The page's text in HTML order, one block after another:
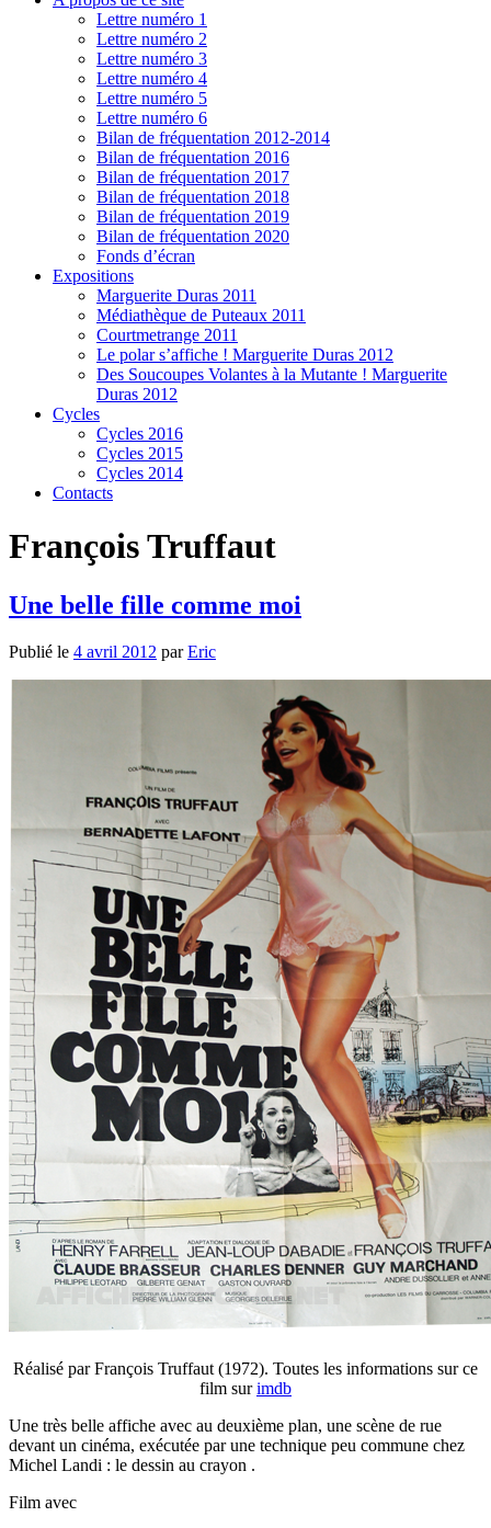
Lettre numéro 1
Lettre numéro 2
Lettre numéro 3
Lettre numéro 4
Lettre numéro 5
Lettre numéro 6
Bilan de fréquentation 2012-2014
Bilan de fréquentation 2016
Bilan de fréquentation 2017
Bilan de fréquentation 2018
Bilan de fréquentation 2019
Bilan de fréquentation 2020
Fonds d’écran
Expositions
Marguerite Duras 2011
Médiathèque de Puteaux 2011
Courtmetrange 2011
Le polar s’affiche ! Marguerite Duras 2012
Des Soucoupes Volantes à la Mutante ! Marguerite
Duras 2012
Cycles
Cycles 2016
Cycles 2015
Cycles 2014
Contacts
François Truffaut
Une belle fille comme moi
Publié le 4 avril 2012 parEric
Réalisé par François Truffaut (1972). Toutes les informations sur ce
film surimdb
Une très belle affiche avec au deuxième plan, une scène de rue
devant un cinéma, exécutée par une technique peu commune chez
Michel Landi : le dessin au crayon .
Film avec